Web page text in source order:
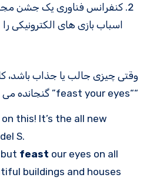
کنفرانس فناوری یک جشن
اسباب بازی های الکترونیکی را
““feast your eyes” گنجانده می شود:
this! It’s the all new
S.
but feast our eyes on all
buildings and houses